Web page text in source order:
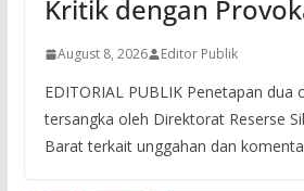
Kritik dengan
August 8, 2026 Editor Publik
EDITORIAL PUBLIK Penetapan dua
tersangka oleh Direktorat Reserse
Barat terkait unggahan dan